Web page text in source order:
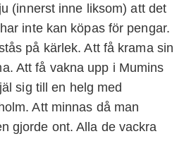
(innerst inne liksom) att det
inte kan köpas för pengar.
på kärlek. Att få krama sin
Att få vakna upp i Mumins
sig till en helg med
Att minnas då man
gjorde ont. Alla de vackra